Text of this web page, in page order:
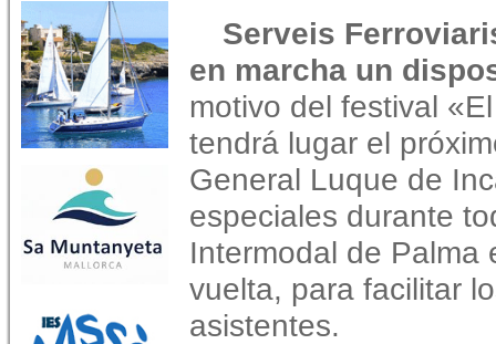
Serveis
en marcha un
motivo del festival
tendrá lugar el
General Luque de
especiales durante
Intermodal de Palma
vuelta, para facilitar
asistentes.